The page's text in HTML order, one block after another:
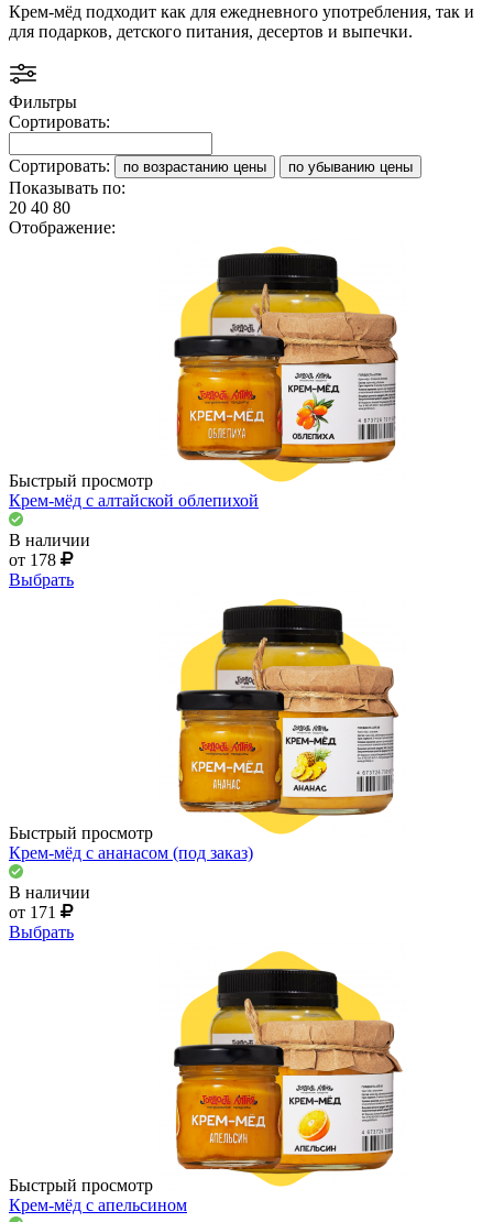
Крем-мёд подходит как для ежедневного употребления, так и
для подарков, детского питания, десертов и выпечки.
Фильтры
Сортировать:
Сортировать: по возрастанию цены по убыванию цены
Показывать по:
20 40 80
Отображение:
Быстрый просмотр
Крем-мёд с алтайской облепихой
В наличии
от 178
Выбрать
Быстрый просмотр
Крем-мёд с ананасом (под заказ)
В наличии
от 171
Выбрать
Быстрый просмотр
Крем-мёд с апельсином